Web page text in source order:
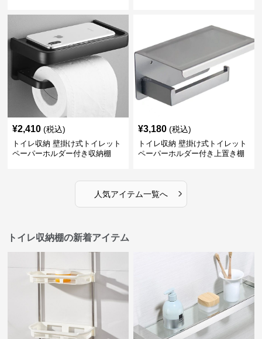
¥2,410 (税込)
トイレ収納 壁掛け式トイレット
ペーパーホルダー付き収納棚
¥3,180 (税込)
トイレ収納 壁掛け式トイレット
ペーパーホルダー付き上置き棚
人気アイテム一覧へ ›
トイレ収納棚の新着アイテム